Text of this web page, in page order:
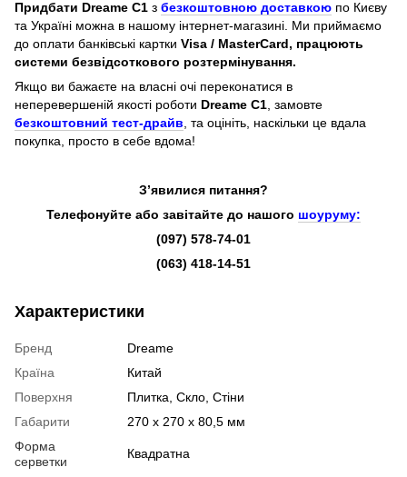
Придбати Dreame C1 з безкоштовною доставкою по Києву
та Україні можна в нашому інтернет-магазині. Ми приймаємо
до оплати банківські картки Visa / MasterCard, працюють
системи безвідсоткового розтермінування.
Якщо ви бажаєте на власні очі переконатися в
неперевершеній якості роботи Dreame C1 , замовте
безкоштовний тест-драйв , та оцініть, наскільки це вдала
покупка, просто в себе вдома!
З’явилися питання?
Телефонуйте або завітайте до нашого шоуруму:
(097) 578-74-01
(063) 418-14-51
Характеристики
Бренд
Dreame
Країна
Китай
Поверхня
Плитка, Скло, Стіни
Габарити
270 х 270 х 80,5 мм
Форма
серветки
Квадратна